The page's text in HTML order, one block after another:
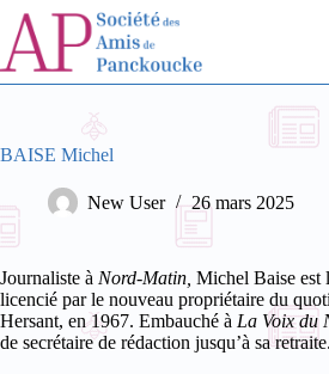
Passer
contenu
BAISE Michel
New User 26 mars 2025
Journaliste à Nord-Matin, Michel Baise est
licencié par le nouveau propriétaire du
Hersant, en 1967. Embauché à La Voix du
de secrétaire de rédaction jusqu’à sa retraite.